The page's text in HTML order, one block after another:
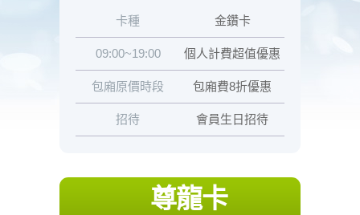
卡種 金鑽卡
09:00~19:00 個人計費超值優惠
包廂原價時段 包廂費8折優惠
招待 會員生日招待
尊龍卡